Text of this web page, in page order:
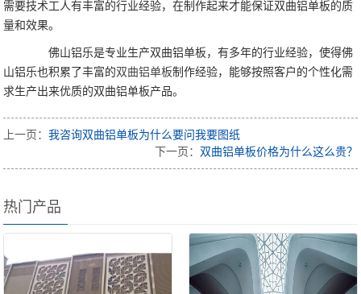
需要技术工人有丰富的行业经验，在制作起来才能保证双曲铝单板的质
量和效果。
佛山铝乐是专业生产双曲铝单板，有多年的行业经验，使得佛
山铝乐也积累了丰富的双曲铝单板制作经验，能够按照客户的个性化需
求生产出来优质的双曲铝单板产品。
上一页：我咨询双曲铝单板为什么要问我要图纸
下一页： 双曲铝单板价格为什么这么贵？
热门产品